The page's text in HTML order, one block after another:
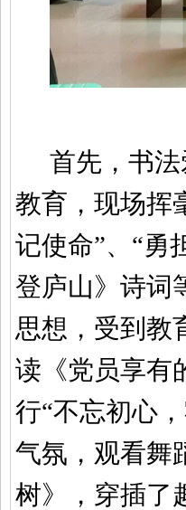
首先，书
教育，现场挥
记使命”、“勇
登庐山》诗词
思想，受到教
读《党员享有
行“不忘初心
气氛，观看舞
树》，穿插了